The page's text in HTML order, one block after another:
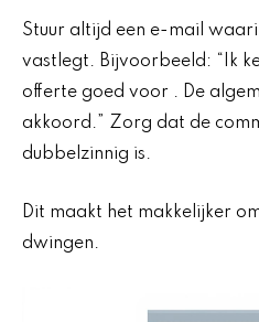
Stuur altijd een e-mail
vastlegt. Bijvoorbeeld: “Ik
offerte goed voor . De
akkoord.” Zorg dat de
dubbelzinnig is.
Dit maakt het makkelijker
dwingen.